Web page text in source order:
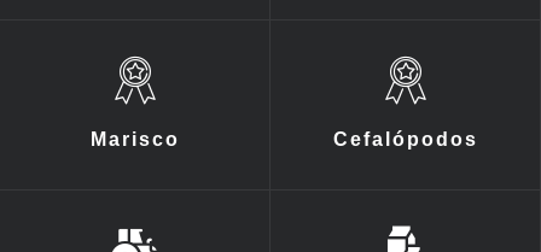
Marisco Cefalópodos